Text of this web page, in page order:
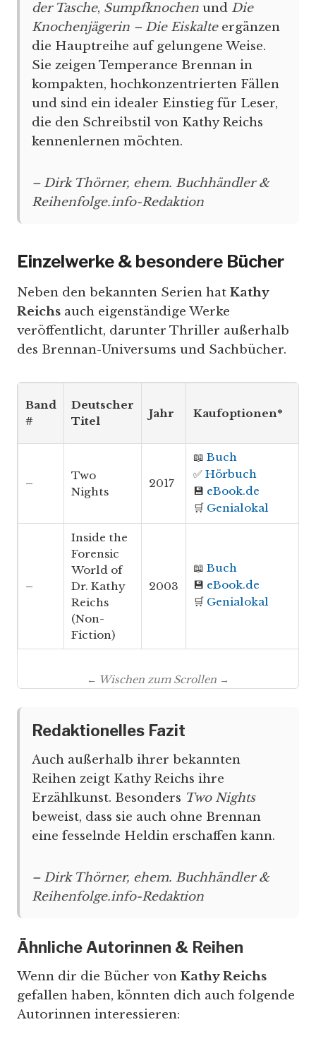
der Tasche, Sumpfknochen und Die
Knochenjägerin – Die Eiskalteergänzen
die Hauptreihe auf gelungene Weise.
Sie zeigen Temperance Brennan in
kompakten, hochkonzentrierten Fällen
und sind ein idealer Einstieg für Leser,
die den Schreibstil von Kathy Reichs
kennenlernen möchten.
– Dirk Thörner, ehem. Buchhändler &
Reihenfolge.info-Redaktion
Einzelwerke & besondere Bücher
Neben den bekannten Serien hat Kathy
Reichs auch eigenständige Werke
veröffentlicht, darunter Thriller außerhalb
des Brennan-Universums und Sachbücher.
Band
#
Deutscher
Titel
Jahr Kaufoptionen*
–
Two
Nights
2017
📖 Buch
✅ Hörbuch
💾 eBook.de
🛒 Genialokal
–
Inside the
Forensic
World of
Dr. Kathy
Reichs
(Non-
Fiction)
2003
📖 Buch
💾 eBook.de
🛒 Genialokal
← Wischen zum Scrollen →
Redaktionelles Fazit
Auch außerhalb ihrer bekannten
Reihen zeigt Kathy Reichs ihre
Erzählkunst. Besonders Two Nights
beweist, dass sie auch ohne Brennan
eine fesselnde Heldin erschaffen kann.
– Dirk Thörner, ehem. Buchhändler &
Reihenfolge.info-Redaktion
Ähnliche Autorinnen & Reihen
Wenn dir die Bücher von Kathy Reichs
gefallen haben, könnten dich auch folgende
Autorinnen interessieren: